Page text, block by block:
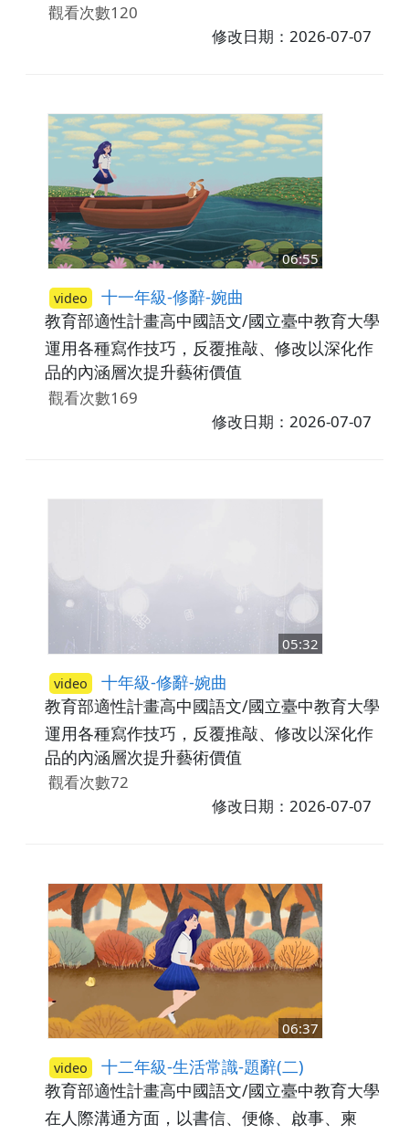
觀看次數120
修改日期：2026-07-07
06:55
video 十一年級-修辭-婉曲
教育部適性計畫高中國語文/國立臺中教育大學
運用各種寫作技巧，反覆推敲、修改以深化作
品的內涵層次提升藝術價值
觀看次數169
修改日期：2026-07-07
05:32
video 十年級-修辭-婉曲
教育部適性計畫高中國語文/國立臺中教育大學
運用各種寫作技巧，反覆推敲、修改以深化作
品的內涵層次提升藝術價值
觀看次數72
修改日期：2026-07-07
06:37
video 十二年級-生活常識-題辭(二)
教育部適性計畫高中國語文/國立臺中教育大學
在人際溝通方面，以書信、便條、啟事、柬